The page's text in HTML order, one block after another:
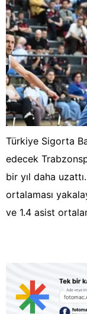
Türkiye Sigorta
edecek
bir yıl daha
ortalaması
ve 1.4 asist